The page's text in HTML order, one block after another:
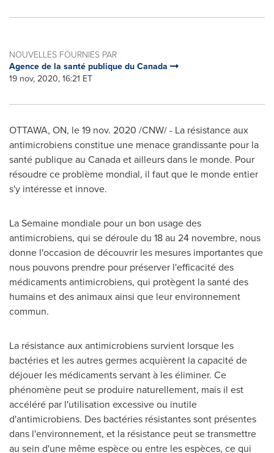
NOUVELLES FOURNIES PAR
Agence de la santé publique du Canada
19 nov, 2020, 16:21 ET
OTTAWA, ON, le19 nov. 2020 /CNW/ - La résistance aux
antimicrobiens constitue une menace grandissante pour la
santé publique au Canadaet ailleurs dans le monde. Pour
résoudre ce problème mondial, il faut que le monde entier
s'y intéresse et innove.
La Semaine mondiale pour un bon usage des
antimicrobiens, qui se déroule du 18 au 24 novembre, nous
donne l'occasion de découvrir les mesures importantes que
nous pouvons prendre pour préserver l'efficacité des
médicaments antimicrobiens, qui protègent la santé des
humains et des animaux ainsi que leur environnement
commun.
La résistance aux antimicrobiens survient lorsque les
bactéries et les autres germes acquièrent la capacité de
déjouer les médicaments servant à les éliminer. Ce
phénomène peut se produire naturellement, mais il est
accéléré par l'utilisation excessive ou inutile
d'antimicrobiens. Des bactéries résistantes sont présentes
dans l'environnement, et la résistance peut se transmettre
au sein d'une même espèce ou entre les espèces, ce qui